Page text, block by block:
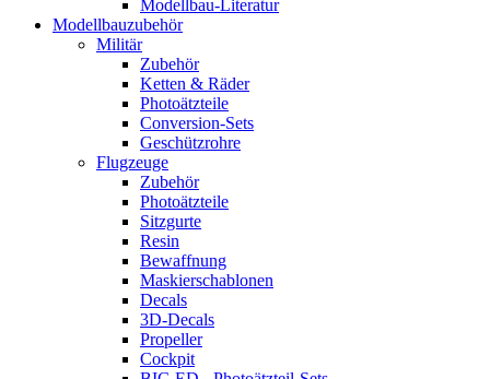
Modellbau-Literatur
Modellbauzubehör
Militär
Zubehör
Ketten & Räder
Photoätzteile
Conversion-Sets
Geschützrohre
Flugzeuge
Zubehör
Photoätzteile
Sitzgurte
Resin
Bewaffnung
Maskierschablonen
Decals
3D-Decals
Propeller
Cockpit